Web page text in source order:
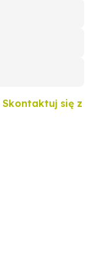
Skontaktuj się z